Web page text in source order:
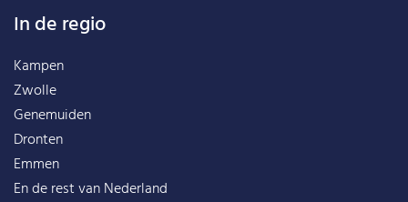
In de regio
Kampen
Zwolle
Genemuiden
Dronten
Emmen
En de rest vanNederland